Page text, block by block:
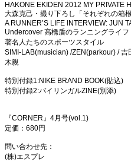
HAKONE EKIDEN 2012 MY PRIVATE
大森克己・撮り下ろし「それぞれの箱根
A RUNNER’S LIFE INTERVIEW: JUN
Undercover 高橋盾のランニングライフ
著名人たちのスポーツスタイル
SIMI-LAB(musician) /ZEN(parkour) /吉
木親
特別付録1:NIKE BRAND BOOK(貼込)
特別付録2:バイリンガルZINE(別添)
『CORNER』 4月号(vol.1)
定価： 680円
問い合わせ先：
(株)エスプレ